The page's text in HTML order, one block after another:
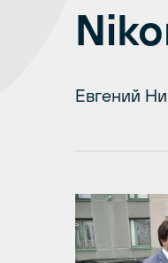
Евгений